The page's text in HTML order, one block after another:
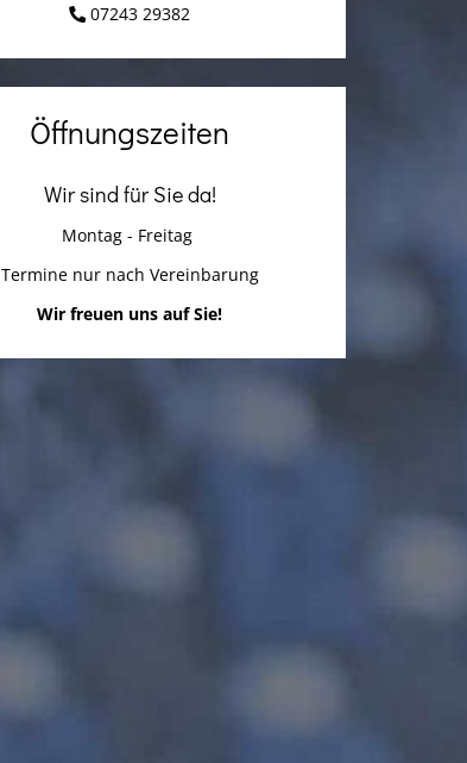
07243 29382
Öffnungszeiten
Wir sind für Sie da!
Montag - Freitag
Termine nur nach Vereinbarung
Wir freuen uns auf Sie!